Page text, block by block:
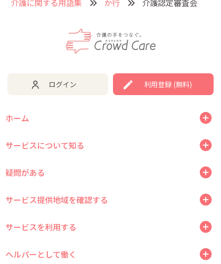
介護に関する用語集
か行 介護認定審査会
ログイン 利用登録 (無料)
ホーム
サービスについて知る
疑問がある
サービス提供地域を確認する
サービスを利用する
ヘルパーとして働く